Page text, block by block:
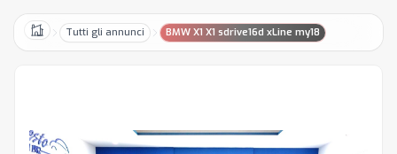
HomeTutti gli annunci BMW X1 X1 sdrive16d xLine my18